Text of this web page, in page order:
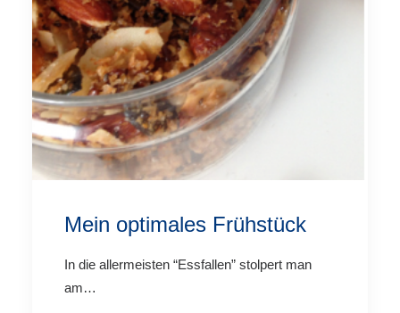
Mein optimales Frühstück
In die allermeisten “Essfallen” stolpert man
am…